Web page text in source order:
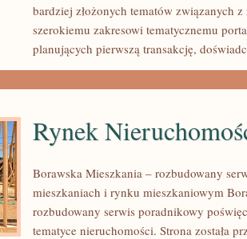
bardziej złożonych tematów związanych
szerokiemu zakresowi tematycznemu
planujących pierwszą transakcję,
Rynek
Borawska Mieszkania – rozbudowany
mieszkaniach i rynku mieszkaniowym
rozbudowany serwis poradnikowy
tematyce nieruchomości. Strona została